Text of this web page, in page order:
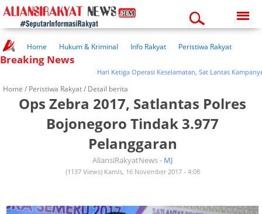
11:17:45 pm
Home Hukum & Kriminal Info Rakyat
Peristiwa Rakyat
Kuliner Rakyat
Wisata Rakyat
Breaking News
Hari Ketiga Operasi Keselamatan, Sat Lantas
Home / Peristiwa Rakyat/ Detail berita
Ops Zebra 2017, Satlantas Polres
Bojonegoro Tindak 3.977
Pelanggaran
AliansiRakyatNews - MJ
(1137 Views) Kamis, 16 November 2017 - 4:08